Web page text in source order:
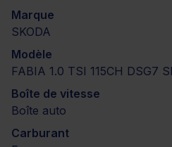
Marque
SKODA
Modèle
FABIA 1.0 TSI 115CH DSG7
Boîte de vitesse
Boîte auto
Carburant